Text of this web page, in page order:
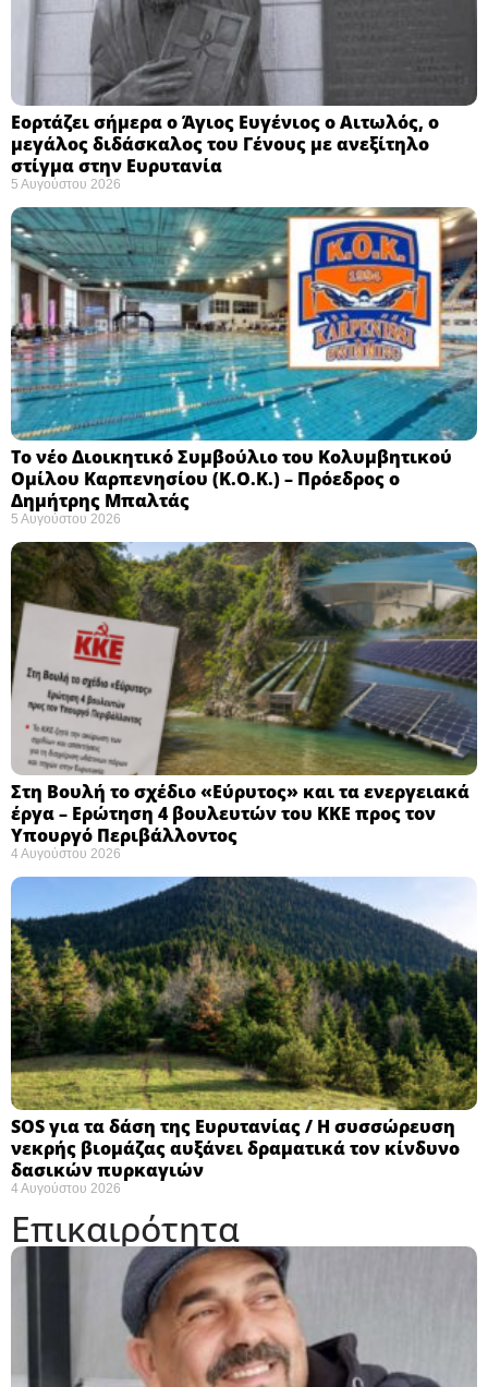
Εορτάζει σήμερα ο Άγιος Ευγένιος ο Αιτωλός, ο
μεγάλος διδάσκαλος του Γένους με ανεξίτηλο
στίγμα στην Ευρυτανία
5 Αυγούστου 2026
Το νέο Διοικητικό Συμβούλιο του Κολυμβητικού
Ομίλου Καρπενησίου (Κ.Ο.Κ.) – Πρόεδρος ο
Δημήτρης Μπαλτάς
5 Αυγούστου 2026
Στη Βουλή το σχέδιο «Εύρυτος» και τα ενεργειακά
έργα – Ερώτηση 4 βουλευτών του ΚΚΕ προς τον
Υπουργό Περιβάλλοντος
4 Αυγούστου 2026
SOS για τα δάση της Ευρυτανίας / Η συσσώρευση
νεκρής βιομάζας αυξάνει δραματικά τον κίνδυνο
δασικών πυρκαγιών
4 Αυγούστου 2026
Επικαιρότητα